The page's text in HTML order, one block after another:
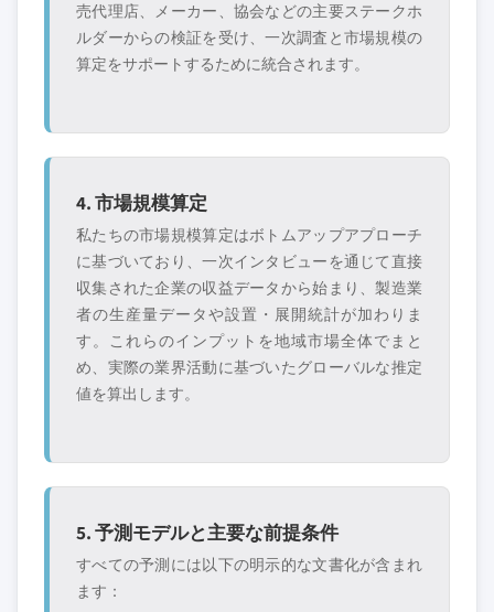
売代理店、メーカー、協会などの主要ステークホ
ルダーからの検証を受け、一次調査と市場規模の
算定をサポートするために統合されます。
4. 市場規模算定
私たちの市場規模算定はボトムアップアプローチ
に基づいており、一次インタビューを通じて直接
収集された企業の収益データから始まり、製造業
者の生産量データや設置・展開統計が加わりま
す。これらのインプットを地域市場全体でまと
め、実際の業界活動に基づいたグローバルな推定
値を算出します。
5. 予測モデルと主要な前提条件
すべての予測には以下の明示的な文書化が含まれ
ます：